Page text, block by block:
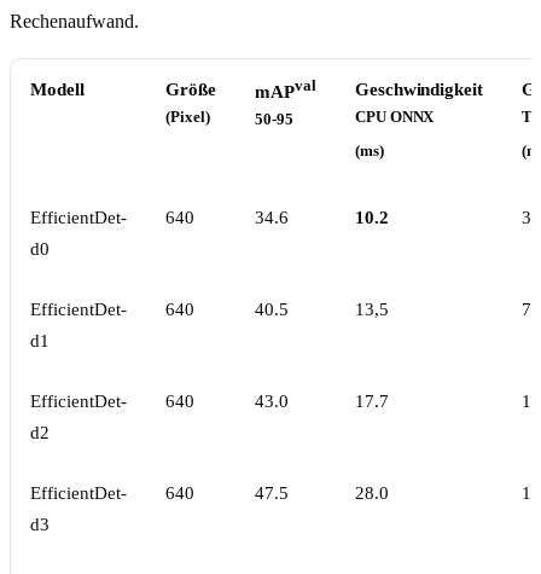
Rechenaufwand.
Modell Größe
(Pixel)
mAPval
50-95
Geschwindigkeit
CPU ONNX
(ms)
EfficientDet-
d0
640 34.6 10.2
EfficientDet-
d1
640 40.5 13,5
EfficientDet-
d2
640 43.0 17.7
EfficientDet-
d3
640 47.5 28.0